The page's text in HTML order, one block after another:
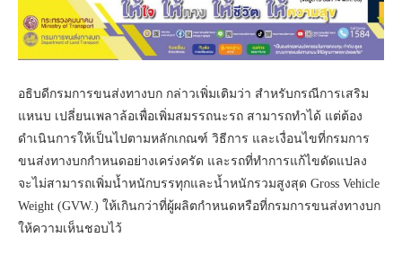
อธิบดีกรมการขนส่งทางบก กล่าวเพิ่มเติมว่า สำหรับกรณีการเสริม
แหนบ เปลี่ยนเพลาล้อเพื่อเพิ่มสมรรถนะรถ สามารถทำได้ แต่ต้อง
ดำเนินการให้เป็นไปตามหลักเกณฑ์ วิธีการ และเงื่อนไขที่กรมการ
ขนส่งทางบกกำหนดอย่างเคร่งครัด และรถที่ทำการแก้ไขดัดแปลง
จะไม่สามารถเพิ่มน้ำหนักบรรทุกและน้ำหนักรวมสูงสุด Gross Vehicle
Weight (GVW.) ให้เกินกว่าที่ผู้ผลิตกำหนดหรือที่กรมการขนส่งทางบก
ให้ความเห็นชอบไว้